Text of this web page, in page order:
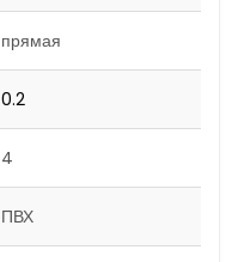
прямая
0.2
4
ПВХ